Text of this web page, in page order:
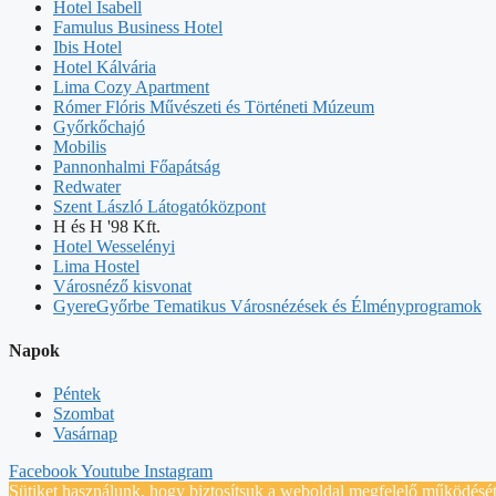
Hotel Isabell
Famulus Business Hotel
Ibis Hotel
Hotel Kálvária
Lima Cozy Apartment
Rómer Flóris Művészeti és Történeti Múzeum
Győrkőchajó
Mobilis
Pannonhalmi Főapátság
Redwater
Szent László Látogatóközpont
H és H '98 Kft.
Hotel Wesselényi
Lima Hostel
Városnéző kisvonat
GyereGyőrbe Tematikus Városnézések és Élményprogramok
Napok
Péntek
Szombat
Vasárnap
FacebookYoutube Instagram
Sütiket használunk, hogy biztosítsuk a weboldal megfelelő